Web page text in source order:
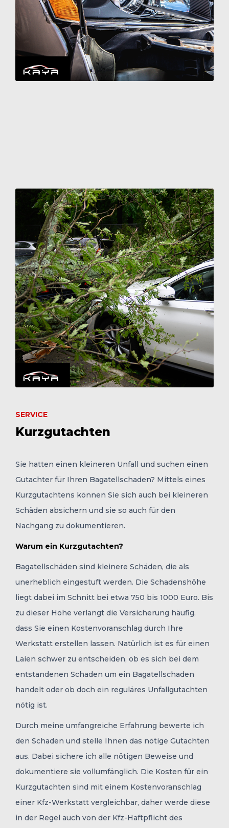
Kurzgutachten
SERVICE
Sie hatten einen kleineren Unfall und suchen einen
Gutachter für Ihren Bagatellschaden? Mittels eines
Kurzgutachtens können Sie sich auch bei kleineren
Schäden absichern und sie so auch für den
Nachgang zu dokumentieren.
Warum ein Kurzgutachten?
Bagatellschäden sind kleinere Schäden, die als
unerheblich eingestuft werden. Die Schadenshöhe
liegt dabei im Schnitt bei etwa 750 bis 1000 Euro. Bis
zu dieser Höhe verlangt die Versicherung häufig,
dass Sie einen Kostenvoranschlag durch Ihre
Werkstatt erstellen lassen. Natürlich ist es für einen
Laien schwer zu entscheiden, ob es sich bei dem
entstandenen Schaden um ein Bagatellschaden
handelt oder ob doch ein reguläres Unfallgutachten
nötig ist.
Durch meine umfangreiche Erfahrung bewerte ich
den Schaden und stelle Ihnen das nötige Gutachten
aus. Dabei sichere ich alle nötigen Beweise und
dokumentiere sie vollumfänglich. Die Kosten für ein
Kurzgutachten sind mit einem Kostenvoranschlag
einer Kfz-Werkstatt vergleichbar, daher werde diese
in der Regel auch von der Kfz-Haftpflicht des